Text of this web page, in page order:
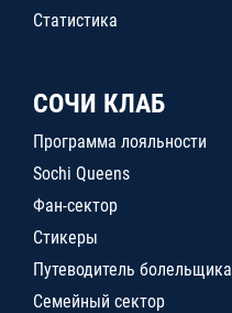
Статистика
СОЧИ КЛАБ
Программа лояльности
Sochi Queens
Фан-сектор
Стикеры
Путеводитель болельщика
Семейный сектор